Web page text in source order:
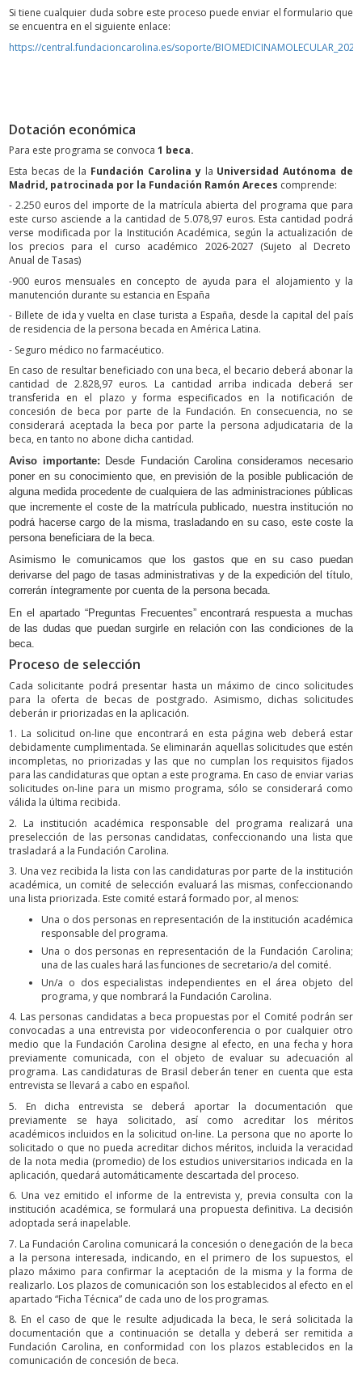
Si tiene cualquier duda sobre este proceso puede enviar el formulario que
se encuentra en el siguiente enlace:
https://central.fundacioncarolina.es/soporte/BIOMEDICINAMOLECULAR_2026
Dotación económica
Para este programa se convoca 1 beca.
Esta becas de la Fundación Carolina yla Universidad Autónoma de
Madrid, patrocinada por la Fundación Ramón Areces comprende:
- 2.250 euros del importe de la matrícula abierta del programa que para
este curso asciende a la cantidad de 5.078,97 euros. Esta cantidad podrá
verse modificada por la Institución Académica, según la actualización de
los precios para el curso académico 2026-2027 (Sujeto al Decreto
Anual de Tasas)
-900 euros mensuales en concepto de ayuda para el alojamiento y la
manutención durante su estancia en España
- Billete de ida y vuelta en clase turista a España, desde la capital del país
de residencia de la persona becada en América Latina.
- Seguro médico no farmacéutico.
En caso de resultar beneficiado con una beca, el becario deberá abonar la
cantidad de 2.828,97 euros. La cantidad arriba indicada deberá ser
transferida en el plazo y forma especificados en la notificación de
concesión de beca por parte de la Fundación. En consecuencia, no se
considerará aceptada la beca por parte la persona adjudicataria de la
beca, en tanto no abone dicha cantidad.
Aviso importante: Desde Fundación Carolina consideramos necesario
poner en su conocimiento que, en previsión de la posible publicación de
alguna medida procedente de cualquiera de las administraciones públicas
que incremente el coste de la matrícula publicado, nuestra institución no
podrá hacerse cargo de la misma, trasladando en su caso, este coste la
persona beneficiara de la beca.
Asimismo le comunicamos que los gastos que en su caso puedan
derivarse del pago de tasas administrativas y de la expedición del título,
correrán íntegramente por cuenta de la persona becada.
En el apartado “Preguntas Frecuentes” encontrará respuesta a muchas
de las dudas que puedan surgirle en relación con las condiciones de la
beca.
Proceso de selección
Cada solicitante podrá presentar hasta un máximo de cinco solicitudes
para la oferta de becas de postgrado. Asimismo, dichas solicitudes
deberán ir priorizadas en la aplicación.
1. La solicitud on-line que encontrará en esta página web deberá estar
debidamente cumplimentada. Se eliminarán aquellas solicitudes que estén
incompletas, no priorizadas y las que no cumplan los requisitos fijados
para las candidaturas que optan a este programa. En caso de enviar varias
solicitudes on-line para un mismo programa, sólo se considerará como
válida la última recibida.
2. La institución académica responsable del programa realizará una
preselección de las personas candidatas, confeccionando una lista que
trasladará a la Fundación Carolina.
3. Una vez recibida la lista con las candidaturas por parte de la institución
académica, un comité de selección evaluará las mismas, confeccionando
una lista priorizada. Este comité estará formado por, al menos:
Una o dos personas en representación de la institución académica
responsable del programa.
Una o dos personas en representación de la Fundación Carolina;
una de las cuales hará las funciones de secretario/a del comité.
Un/a o dos especialistas independientes en el área objeto del
programa, y que nombrará la Fundación Carolina.
4. Las personas candidatas a beca propuestas por el Comité podrán ser
convocadas a una entrevista por videoconferencia o por cualquier otro
medio que la Fundación Carolina designe al efecto, en una fecha y hora
previamente comunicada, con el objeto de evaluar su adecuación al
programa. Las candidaturas de Brasil deberán tener en cuenta que esta
entrevista se llevará a cabo en español.
5. En dicha entrevista se deberá aportar la documentación que
previamente se haya solicitado, así como acreditar los méritos
académicos incluidos en la solicitud on-line. La persona que no aporte lo
solicitado o que no pueda acreditar dichos méritos, incluida la veracidad
de la nota media (promedio) de los estudios universitarios indicada en la
aplicación, quedará automáticamente descartada del proceso.
6. Una vez emitido el informe de la entrevista y, previa consulta con la
institución académica, se formulará una propuesta definitiva. La decisión
adoptada será inapelable.
7. La Fundación Carolina comunicará la concesión o denegación de la beca
a la persona interesada, indicando, en el primero de los supuestos, el
plazo máximo para confirmar la aceptación de la misma y la forma de
realizarlo. Los plazos de comunicación son los establecidos al efecto en el
apartado “Ficha Técnica” de cada uno de los programas.
8. En el caso de que le resulte adjudicada la beca, le será solicitada la
documentación que a continuación se detalla y deberá ser remitida a
Fundación Carolina, en conformidad con los plazos establecidos en la
comunicación de concesión de beca.